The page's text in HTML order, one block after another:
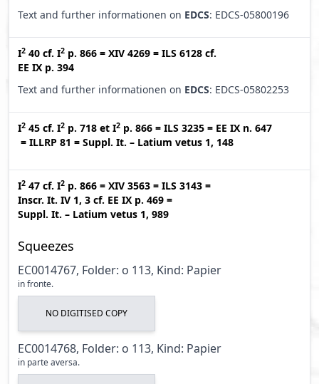
Text and further informationen on EDCS: EDCS-05800196
I2 40 cf. I2 p. 866 = XIV 4269 = ILS 6128 cf.
EE IX p. 394
Text and further informationen on EDCS: EDCS-05802253
I2 45 cf. I2 p. 718 et I2 p. 866 = ILS 3235 = EE IX n. 647
= ILLRP 81 = Suppl. It. – Latium vetus 1, 148
I2 47 cf. I2 p. 866 = XIV 3563 = ILS 3143 =
Inscr. It. IV 1, 3 cf. EE IX p. 469 =
Suppl. It. – Latium vetus 1, 989
Squeezes
EC0014767, Folder: o 113, Kind: Papier
in fronte.
NO DIGITISED COPY
EC0014768, Folder: o 113, Kind: Papier
in parte aversa.